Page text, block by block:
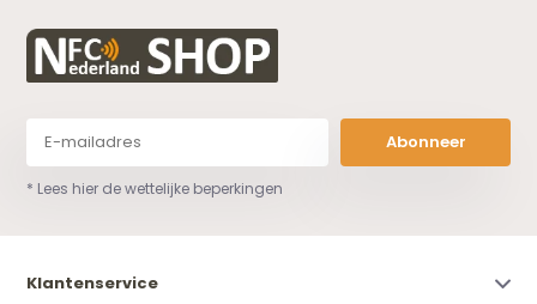
Abonneer
* Lees hier de wettelijke beperkingen
Klantenservice